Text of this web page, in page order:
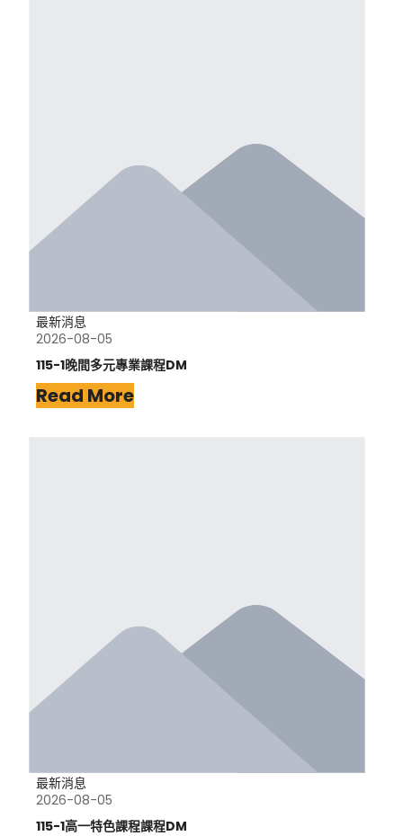
最新消息
2026-08-05
115-1晚間多元專業課程DM
Read More
最新消息
2026-08-05
115-1高一特色課程課程DM